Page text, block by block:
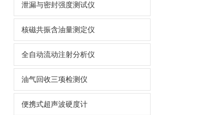
泄漏与密封强度测试仪
核磁共振含油量测定仪
全自动流动注射分析仪
油气回收三项检测仪
便携式超声波硬度计